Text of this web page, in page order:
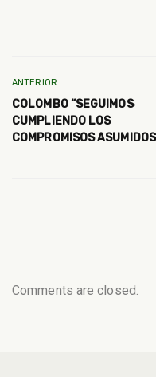
ANTERIOR
COLOMBO “SEGUIMOS
CUMPLIENDO LOS
COMPROMISOS
Comments are closed.